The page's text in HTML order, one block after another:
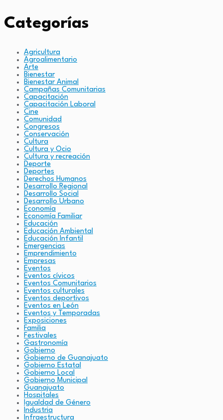
Categorías
Agricultura
Agroalimentario
Arte
Bienestar
Bienestar Animal
Campañas Comunitarias
Capacitación
Capacitación Laboral
Cine
Comunidad
Congresos
Conservación
Cultura
Cultura y Ocio
Cultura y recreación
Deporte
Deportes
Derechos Humanos
Desarrollo Regional
Desarrollo Social
Desarrollo Urbano
Economía
Economía Familiar
Educación
Educación Ambiental
Educación Infantil
Emergencias
Emprendimiento
Empresas
Eventos
Eventos cívicos
Eventos Comunitarios
Eventos culturales
Eventos deportivos
Eventos en León
Eventos y Temporadas
Exposiciones
Familia
Festivales
Gastronomía
Gobierno
Gobierno de Guanajuato
Gobierno Estatal
Gobierno Local
Gobierno Municipal
Guanajuato
Hospitales
Igualdad de Género
Industria
Infraestructura